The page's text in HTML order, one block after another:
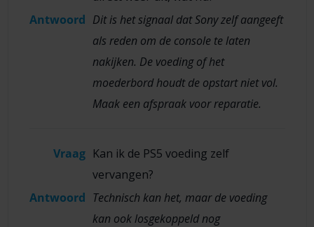
Antwoord Dit is het signaal dat Sony zelf aangeeft
als reden om de console te laten
nakijken. De voeding of het
moederbord houdt de opstart niet vol.
Maak een afspraak voor reparatie.
Vraag Kan ik de PS5 voeding zelf
vervangen?
Antwoord Technisch kan het, maar de voeding
kan ook losgekoppeld nog